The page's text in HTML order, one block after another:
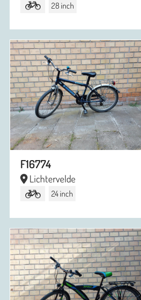
28 inch
F16774
Lichtervelde
24 inch